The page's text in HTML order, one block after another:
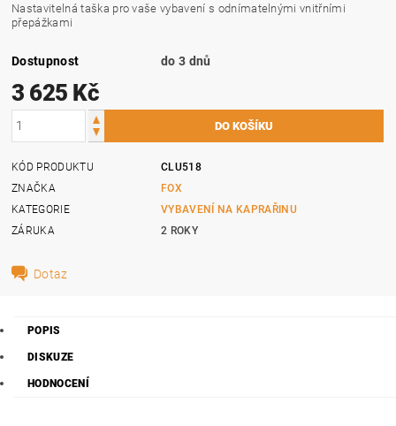
Nastavitelná taška pro vaše vybavení s odnímatelnými vnitřními
přepážkami
Dostupnost do 3 dnů
3 625 Kč
KÓD PRODUKTU
CLU518
ZNAČKA
FOX
KATEGORIE
VYBAVENÍ NA KAPRAŘINU
ZÁRUKA
2 ROKY
Dotaz
POPIS
DISKUZE
HODNOCENÍ